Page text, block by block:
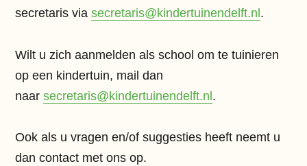
secretaris viasecretaris@kindertuinendelft.nl.
Wilt u zich aanmelden als school om te tuinieren
op een kindertuin, mail dan
naarsecretaris@kindertuinendelft.nl.
Ook als u vragen en/of suggesties heeft neemt u
dan contact met ons op.